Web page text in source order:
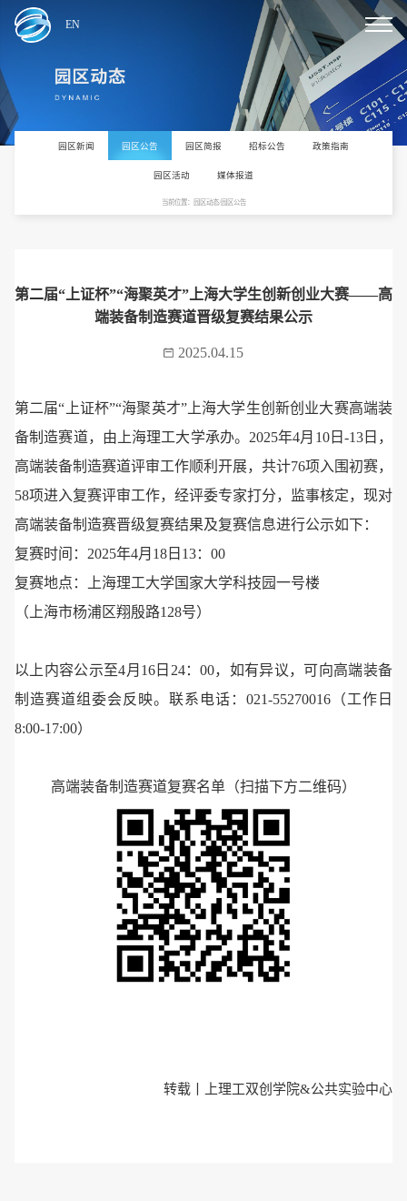
EN
园区新闻 园区公告 园区简报 招标公告 政策指南
园区活动 媒体报道
当前位置：园区动态/园区公告
第二届“上证杯”“海聚英才”上海大学生创新创业大赛——高
端装备制造赛道晋级复赛结果公示
2025.04.15
第二届“上证杯”“海聚英才”上海大学生创新创业大赛高端装
备制造赛道，由上海理工大学承办。2025年4月10日-13日，
高端装备制造赛道评审工作顺利开展，共计76项入围初赛，
58项进入复赛评审工作，经评委专家打分，监事核定，现对
高端装备制造赛晋级复赛结果及复赛信息进行公示如下：
复赛时间：2025年4月18日13：00
复赛地点：上海理工大学国家大学科技园一号楼
（上海市杨浦区翔殷路128号）
以上内容公示至4月16日24：00，如有异议，可向高端装备
制造赛道组委会反映。联系电话：021-55270016（工作日
8:00-17:00）
高端装备制造赛道复赛名单（扫描下方二维码）
转载丨 上理工双创学院&公共实验中心